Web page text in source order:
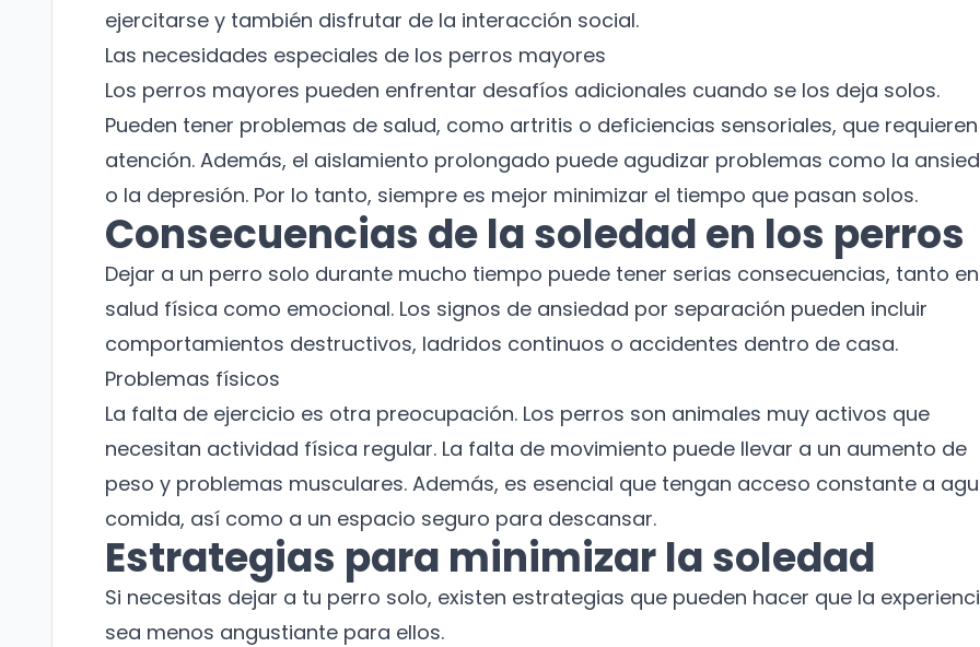
ejercitarse y también disfrutar de la interacción social.
Las necesidades especiales de los perros mayores
Los perros mayores pueden enfrentar desafíos adicionales cuando se los deja solos.
Pueden tener problemas de salud, como artritis o deficiencias sensoriales, que requieren
atención. Además, el aislamiento prolongado puede agudizar problemas como la
o la depresión. Por lo tanto, siempre es mejor minimizar el tiempo que pasan solos.
Consecuencias de la soledad en los perros
Dejar a un perro solo durante mucho tiempo puede tener serias consecuencias, tanto
salud física como emocional. Los signos de ansiedad por separación pueden incluir
comportamientos destructivos, ladridos continuos o accidentes dentro de casa.
Problemas físicos
La falta de ejercicio es otra preocupación. Los perros son animales muy activos que
necesitan actividad física regular. La falta de movimiento puede llevar a un aumento de
peso y problemas musculares. Además, es esencial que tengan acceso constante a
comida, así como a un espacio seguro para descansar.
Estrategias para minimizar la soledad
Si necesitas dejar a tu perro solo, existen estrategias que pueden hacer que la
sea menos angustiante para ellos.
¡No te pierdas nuestras
novedades!
Suscríbete a nuestro boletín para recibir
noticias y actualizaciones.
Nombre
Correo electrónico
No te preocupes, no enviamos spam.